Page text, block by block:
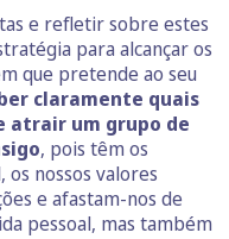
e refletir sobre estes
para alcançar os
que pretende ao seu
claramente quais
atrair um grupo de
, pois têm os
os nossos valores
e afastam-nos de
pessoal, mas também